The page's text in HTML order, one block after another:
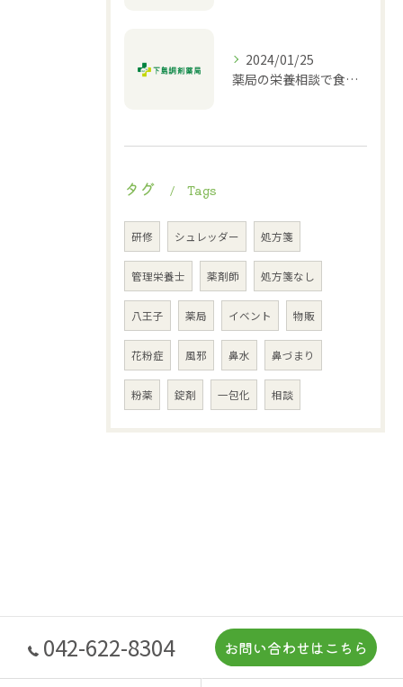
2024/01/25
薬局の栄養相談で食生活改善
タグ Tags
研修 シュレッダー 処方箋
管理栄養士 薬剤師 処方箋なし
八王子 薬局 イベント 物販
花粉症 風邪 鼻水 鼻づまり
粉薬 錠剤 一包化 相談
042-622-8304 お問い合わせはこちら